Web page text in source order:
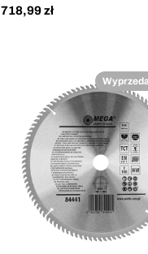
Cena
718,99 zł